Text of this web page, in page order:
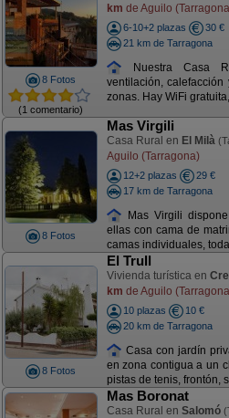
8 Fotos
(1 comentario)
km de Aguilo
6-10+2 plazas
30 €
21 km de Tarragona
Nuestra Casa
ventilación,
zonas. Hay WiFi
8 Fotos
Mas Virgili
Casa Rural en El Milà
Aguilo (Tarragona)
12+2 plazas
29 €
17 km de Tarragona
Mas Virgili
ellas con cama de
camas individuales,
8 Fotos
El Trull
Vivienda turística en
km de Aguilo
10 plazas
10 €
20 km de Tarragona
Casa con jardín
en zona contigua a un
pistas de tenis, frontón,
Mas Boronat
Casa Rural en Salomó